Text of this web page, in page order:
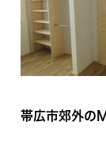
帯広市郊外の